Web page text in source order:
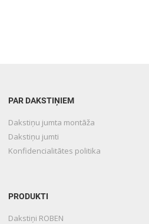
PAR DAKSTIŅIEM
Dakstiņu jumta montāža
Dakstiņu jumti
Konfidencialitātes politika
PRODUKTI
Dakstiņi ROBEN